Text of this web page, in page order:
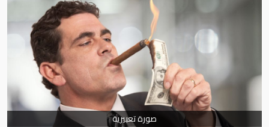
صورة تعبيرية